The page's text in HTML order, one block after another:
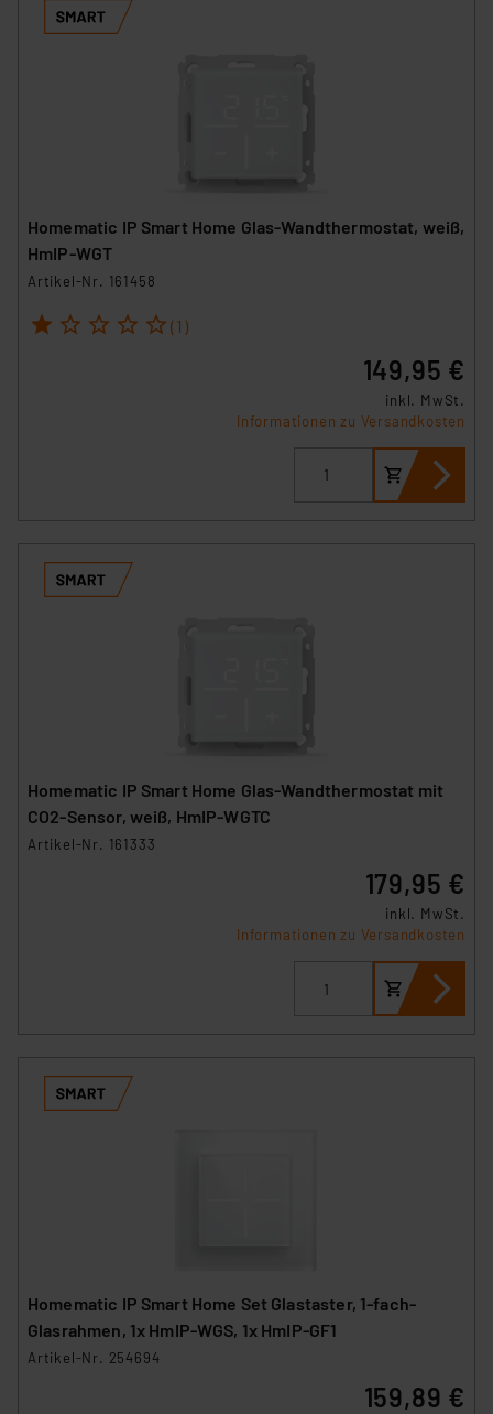
Homematic IP Smart Home Glas-Wandthermostat, weiß,
HmIP-WGT
Artikel-Nr. 161458
1 2 3 4 5 (1)
149,95 €
inkl. MwSt.
Informationen zu Versandkosten
Homematic IP Smart Home Glas-Wandthermostat mit
CO2-Sensor, weiß, HmIP-WGTC
Artikel-Nr. 161333
179,95 €
inkl. MwSt.
Informationen zu Versandkosten
Homematic IP Smart Home Set Glastaster, 1-fach-
Glasrahmen, 1x HmIP-WGS, 1x HmIP-GF1
Artikel-Nr. 254694
159,89 €